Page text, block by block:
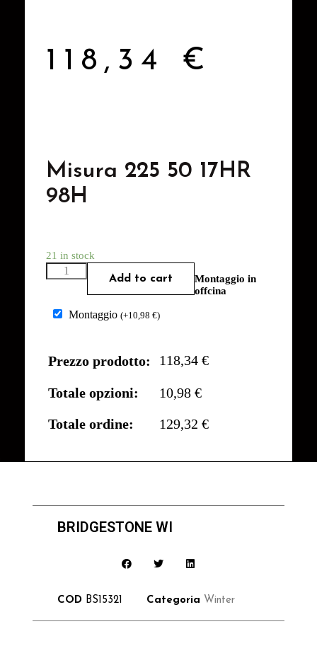
118,34 €
Misura 225 50 17HR
98H
21 in stock
Add to cart
Montaggio in
offcina
Montaggio (+10,98 €)
Prezzo prodotto: 118,34 €
Totale opzioni:
10,98 €
Totale ordine:
129,32 €
BRIDGESTONE WI
COD BS15321 Categoria Winter